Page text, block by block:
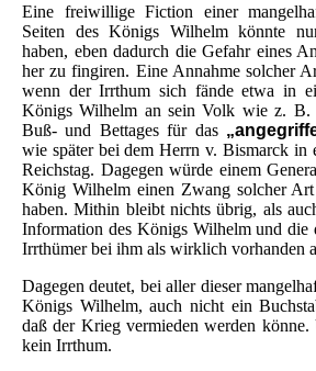
Eine freiwillige Fiction einer
Seiten des Königs Wilhelm könnte
haben, eben dadurch die Gefahr eines
her zu fingiren. Eine Annahme solcher
wenn der Irrthum sich fände etwa in
Königs Wilhelm an sein Volk wie z. B.
Buß- und Bettages für das
wie später bei dem Herrn v. Bismarck in
Reichstag. Dagegen würde einem
König Wilhelm einen Zwang solcher
haben. Mithin bleibt nichts übrig, als
Information des Königs Wilhelm und die
Irrthümer bei ihm als wirklich vorhanden
Dagegen deutet, bei aller dieser
Königs Wilhelm, auch nicht ein
daß der Krieg vermieden werden
kein Irrthum.